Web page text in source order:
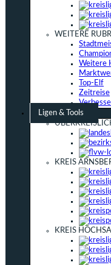
WEITERE
Weitere
Top-Elf
Zeitreise
Ligen & Tools
KREIS
KREIS